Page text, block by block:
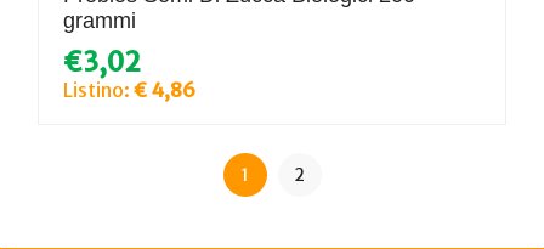
grammi
€3,02
Listino: € 4,86
1 2